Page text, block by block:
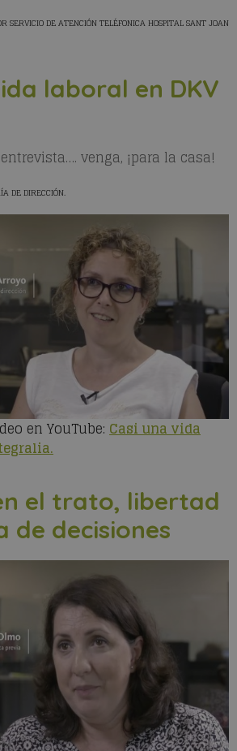
SERVICIO DE ATENCIÓN TELÉFONICA HOSPITAL SANT JOAN
laboral en DKV
venga, ¡para la casa!
DE DIRECCIÓN.
en YouTube: Casi una vida
el trato, libertad
de decisiones